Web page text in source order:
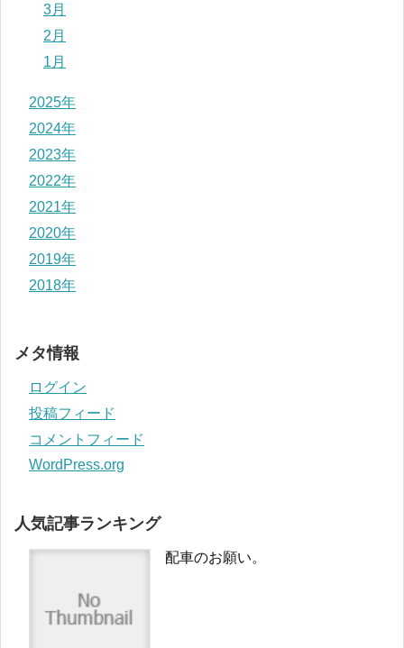
3月
2月
1月
2025年
2024年
2023年
2022年
2021年
2020年
2019年
2018年
メタ情報
ログイン
投稿フィード
コメントフィード
WordPress.org
人気記事ランキング
配車のお願い。